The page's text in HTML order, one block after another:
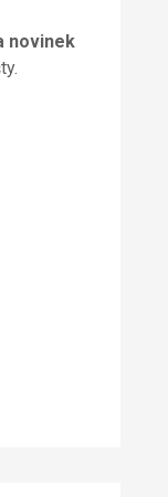
novinek